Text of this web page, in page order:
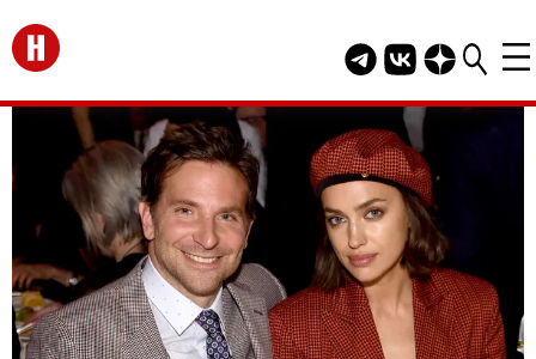
Перейти на главную
Telegram канал
Группа HELLO
Канал